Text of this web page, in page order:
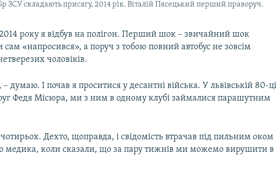
ЗСУ складають присягу, 2014 рік. Віталій Пясецький перший праворуч.
2014 року я відбув на полігон. Перший шок – звичайний шок
сам «напросився», а поруч з тобою повний автобус не зовсім
чоловіків.
думаю. І почав я проситися у десантні війська. У львівській 80-ці
Федя Місюра, ми з ним в одному клубі займалися парашутним
Дехто, щоправда, і свідомість втрачав під пильним оком
медика, коли сказали, що за пару тижнів ми можемо вирушити в